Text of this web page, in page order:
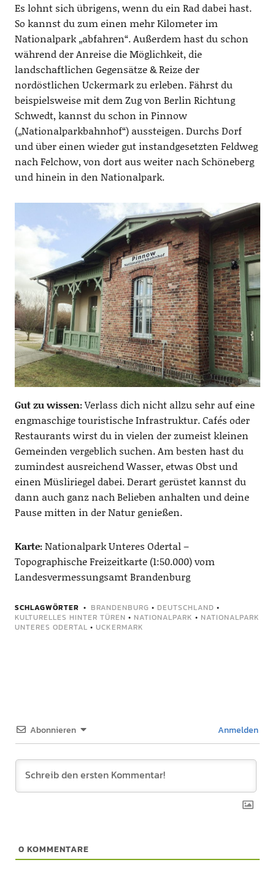
Es lohnt sich übrigens, wenn du ein Rad dabei hast.
So kannst du zum einen mehr Kilometer im
Nationalpark „abfahren“. Außerdem hast du schon
während der Anreise die Möglichkeit, die
landschaftlichen Gegensätze & Reize der
nordöstlichen Uckermark zu erleben. Fährst du
beispielsweise mit dem Zug von Berlin Richtung
Schwedt, kannst du schon in Pinnow
(„Nationalparkbahnhof“) aussteigen. Durchs Dorf
und über einen wieder gut instandgesetzten Feldweg
nach Felchow, von dort aus weiter nach Schöneberg
und hinein in den Nationalpark.
Gut zu wissen:Verlass dich nicht allzu sehr auf eine
engmaschige touristische Infrastruktur. Cafés oder
Restaurants wirst du in vielen der zumeist kleinen
Gemeinden vergeblich suchen. Am besten hast du
zumindest ausreichend Wasser, etwas Obst und
einen Müsliriegel dabei. Derart gerüstet kannst du
dann auch ganz nach Belieben anhalten und deine
Pause mitten in der Natur genießen.
Karte:Nationalpark Unteres Odertal –
Topographische Freizeitkarte (1:50.000) vom
Landesvermessungsamt Brandenburg
SCHLAGWÖRTER BRANDENBURG • DEUTSCHLAND •
KULTURELLES HINTER TÜREN • NATIONALPARK • NATIONALPARK
UNTERES ODERTAL • UCKERMARK
Abonnieren Anmelden
0 KOMMENTARE